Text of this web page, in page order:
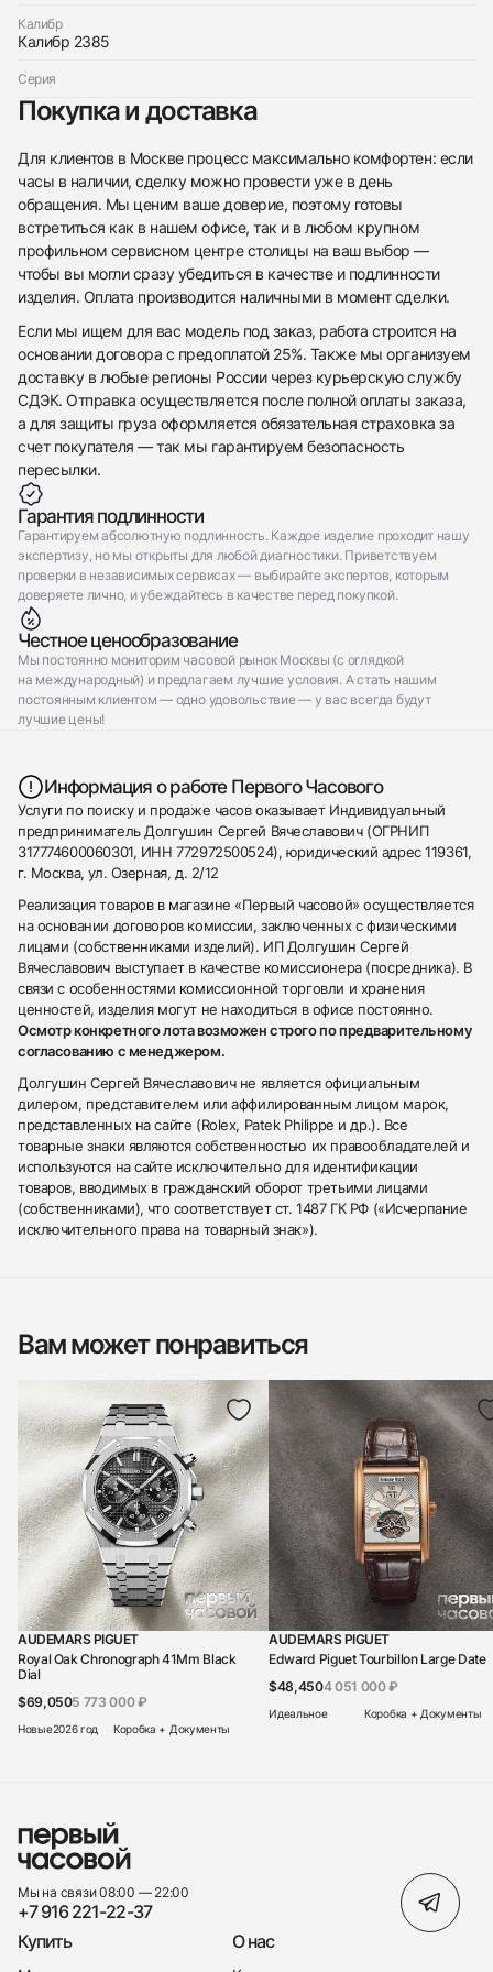
Калибр
Калибр 2385
Серия
Покупка и доставка
Для клиентов в Москве процесс максимально комфортен: если
часы в наличии, сделку можно провести уже в день
обращения. Мы ценим ваше доверие, поэтому готовы
встретиться как в нашем офисе, так и в любом крупном
профильном сервисном центре столицы на ваш выбор —
чтобы вы могли сразу убедиться в качестве и подлинности
изделия. Оплата производится наличными в момент сделки.
Если мы ищем для вас модель под заказ, работа строится на
основании договора с предоплатой 25%. Также мы организуем
доставку в любые регионы России через курьерскую службу
СДЭК. Отправка осуществляется после полной оплаты заказа,
а для защиты груза оформляется обязательная страховка за
счет покупателя — так мы гарантируем безопасность
пересылки.
Гарантия подлинности
Гарантируем абсолютную подлинность. Каждое изделие проходит нашу
экспертизу, но мы открыты для любой диагностики. Приветствуем
проверки в независимых сервисах — выбирайте экспертов, которым
доверяете лично, и убеждайтесь в качестве перед покупкой.
Честное ценообразование
Мы постоянно мониторим часовой рынок Москвы (с оглядкой
на международный) и предлагаем лучшие условия. А стать нашим
постоянным клиентом — одно удовольствие — у вас всегда будут
лучшие цены!
Информация о работе Первого Часового
Услуги по поиску и продаже часов оказывает Индивидуальный
предприниматель Долгушин Сергей Вячеславович (ОГРНИП
317774600060301, ИНН 772972500524), юридический адрес 119361,
г. Москва, ул. Озерная, д. 2/12
Реализация товаров в магазине «Первый часовой» осуществляется
на основании договоров комиссии, заключенных с физическими
лицами (собственниками изделий). ИП Долгушин Сергей
Вячеславович выступает в качестве комиссионера (посредника). В
связи с особенностями комиссионной торговли и хранения
ценностей, изделия могут не находиться в офисе постоянно.
Осмотр конкретного лота возможен строго по предварительному
согласованию с менеджером.
Долгушин Сергей Вячеславович не является официальным
дилером, представителем или аффилированным лицом марок,
представленных на сайте (Rolex, Patek Philippe и др.). Все
товарные знаки являются собственностью их правообладателей и
используются на сайте исключительно для идентификации
товаров, вводимых в гражданский оборот третьими лицами
(собственниками), что соответствует ст. 1487 ГК РФ («Исчерпание
исключительного права на товарный знак»).
Вам может понравиться
AUDEMARS PIGUET
Royal Oak Chronograph 41Mm Black
Dial
$69,0505 773 000 ₽
Новые2026 год Коробка + Документы
AUDEMARS PIGUET
Edward Piguet Tourbillon Large Date
$48,4504 051 000 ₽
Идеальное Коробка + Документы
Мы на связи 08:00 — 22:00
+7 916 221-22-37
Купить
О нас